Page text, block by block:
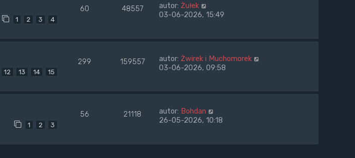
1 2 3 4
60 48557 autor: Żułek
03-06-2026, 15:49
12 13 14 15
299 159557 autor: Żwirek i Muchomorek
03-06-2026, 09:58
1 2 3
56 21118 autor: Bohdan
26-05-2026, 10:18